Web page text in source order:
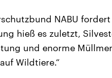
NABU
hieß es zuletzt,
und enorme
Wildtiere.“